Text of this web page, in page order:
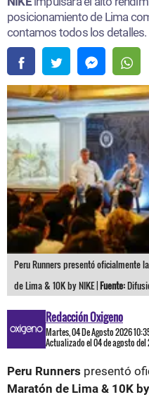
posicionamiento de Lima
contamos todos los detalles.
Peru Runners presentó oficialmente
de Lima & 10K by NIKE |Fuente:
Redacción Oxigeno
Martes, 04 De Agosto 2026
Actualizado el 04 de agosto del
Peru Runners presentó
Maratón de Lima & 10K